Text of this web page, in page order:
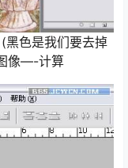
色是我们要去掉
像―-计算